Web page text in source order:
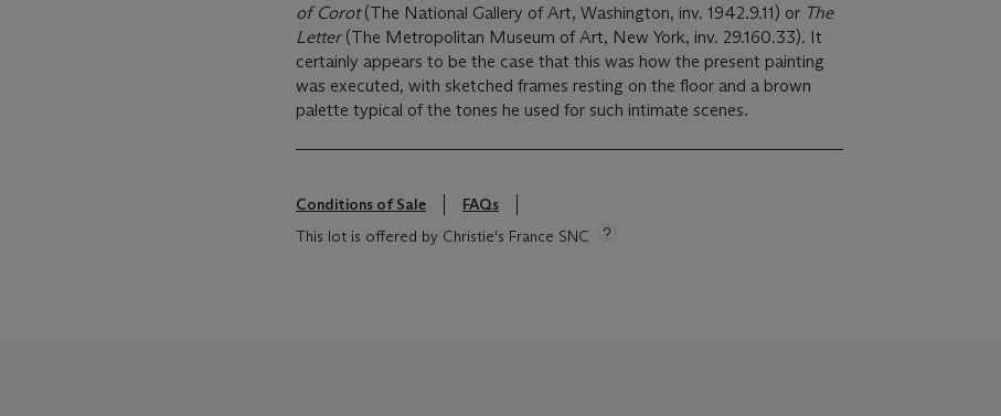
of Corot(The National Gallery of Art, Washington, inv. 1942.9.11) or The
Letter (The Metropolitan Museum of Art, New York, inv. 29.160.33). It
certainly appears to be the case that this was how the present painting
was executed, with sketched frames resting on the floor and a brown
palette typical of the tones he used for such intimate scenes.
Conditions of Sale
FAQs
This lot is offered by Christie's France SNC